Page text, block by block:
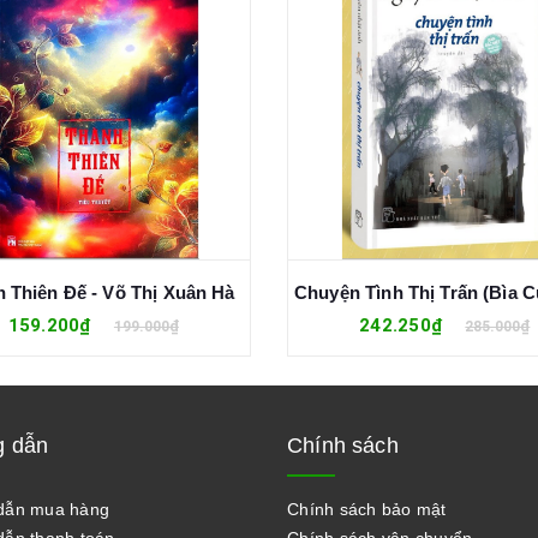
Thiên Đế - Võ Thị Xuân Hà
159.200₫ 199.000₫ 242.250₫ 285.000₫
dẫn
mua hàng
Chính sách
Chính sách bảo mật